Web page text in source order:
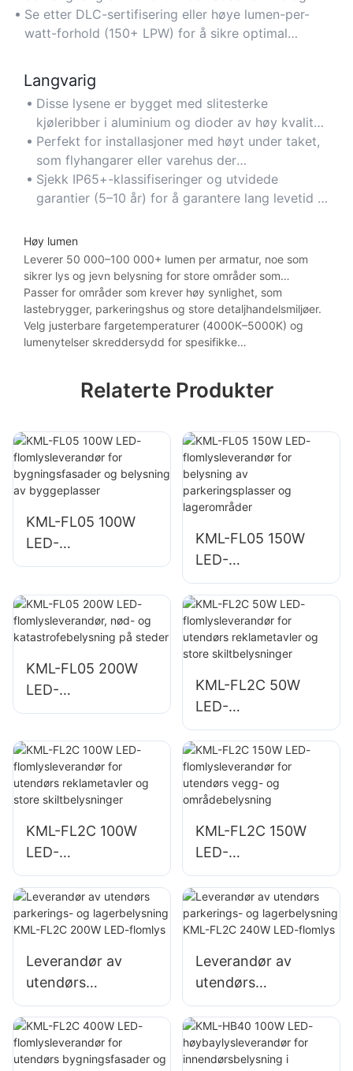
rom.
bærekraftige belysningsløsninger.
Se etter DLC-sertifisering eller høye lumen-per-
watt-forhold (150+ LPW) for å sikre optimal
Langvarig
Disse lysene er bygget med slitesterke
kjøleribber i aluminium og dioder av høy kvalitet,
og varer i over 50 000 timer, noe som minimerer
behovet for vedlikehold og utskifting.
Perfekt for installasjoner med høyt under taket,
som flyhangarer eller varehus der
tilgjengeligheten er utfordrende.
Sjekk IP65+-klassifiseringer og utvidede
garantier (5–10 år) for å garantere lang levetid i
Høy lumen
Leverer 50 000–100 000+ lumen per armatur, noe som
sikrer lys og jevn belysning for store områder som
sportsarenaer eller produksjonsgulv.
Passer for områder som krever høy synlighet, som
lastebrygger, parkeringshus og store detaljhandelsmiljøer.
Velg justerbare fargetemperaturer (4000K–5000K) og
lumenytelser skreddersydd for spesifikke
Relaterte Produkter
KML-FL05 100W
LED-
flomlysleverandør
bygningsfasader
og belysning av
KML-FL05 150W
LED-
flomlysleverandør
for belysning av
parkeringsplasser
og lagerområder
KML-FL05 200W
LED-
flomlysleverandør,
katastrofebelysnin
g på steder
KML-FL2C 50W
LED-
flomlysleverandør
for utendørs
reklametavler og
store
KML-FL2C 100W
LED-
flomlysleverandør
for utendørs
reklametavler og
store
skiltbelysninger
KML-FL2C 150W
LED-
flomlysleverandør
for utendørs vegg-
og
områdebelysning
Leverandør av
utendørs
parkerings- og
lagerbelysning
KML-FL2C 200W
LED-flomlys
Leverandør av
utendørs
parkerings- og
lagerbelysning
KML-FL2C 240W
LED-flomlys